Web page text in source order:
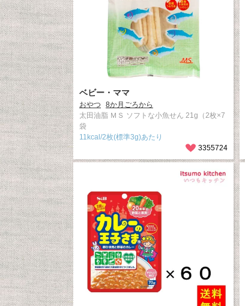
ベビー・ママ
おやつ
8か月ごろから
太田油脂 ＭＳ ソフトな小魚せん 21g（2枚×7
袋
11kcal/2枚(標準3g)あたり
3355724